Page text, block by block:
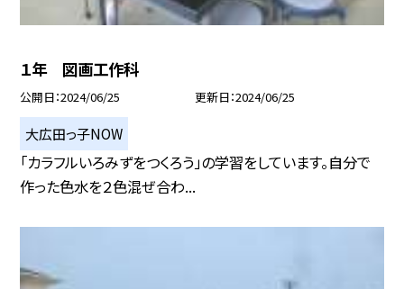
１年 図画工作科
公開日 2024/06/25 更新日 2024/06/25
大広田っ子NOW
「カラフルいろみずをつくろう」の学習をしています。自分で
作った色水を２色混ぜ合わ...